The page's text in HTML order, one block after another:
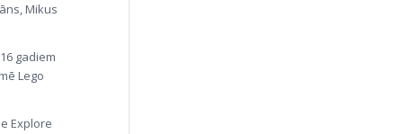
Mikus
gadiem
Lego
Explore